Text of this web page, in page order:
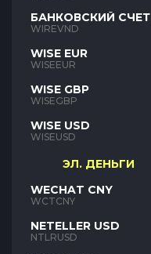
БАНКОВСКИЙ СЧЕТ
VND
WIREVND
WISE EUR
WISEEUR
WISE GBP
WISEGBP
WISE USD
WISEUSD
ЭЛ. ДЕНЬГИ
WECHAT CNY
WCTCNY
NETELLER USD
NTLRUSD